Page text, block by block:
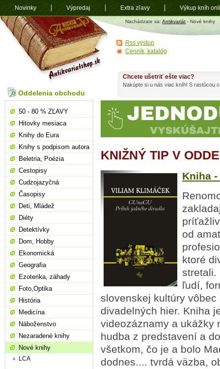
Antikvariát
shop.sk
Nachádzate sa: Antikvariát - Nové knihy
KNIŽNÝ TIP V
Kniha
od
ktoré
stretali.
ľudí,
slovenskej kultúry
divadelných hier. Kniha
videozáznamy a ukážky
hudba z predstavení a
všetkom, čo je a bolo
dodnes.... tvrdá väzba,
Chcete ušetriť ešte viac?
Nakúpte si u nás viac kníh! S rastúcou
Oddelenia obchodu
50 - 80 % ZĽAVY
Hitovky mesiaca
Knihy do Eura
Knihy s podpisom autora
Beletria, Poézia
Cestopisy
Cudzojazyčná
Časopisy
Deti, Mládež
Diéty
Detektívky
Dom, Hobby
Ekonomická
Geografia
Ezoterika, záhady
Foto,Optika
História
Medicína
Náboženstvo
Nezaradené knihy
Nové knihy
LCA
Rss výstup
Cenník, katalóg
Novinky Výpredaj Extra zľavy Výkup kníh